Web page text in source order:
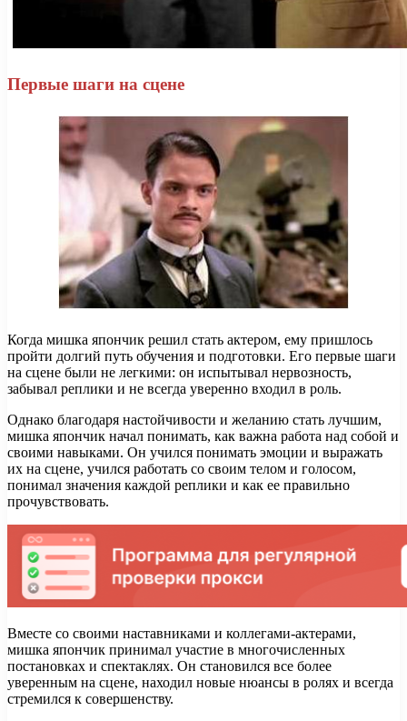
Первые шаги на сцене
Когда мишка япончик решил стать актером, ему пришлось
пройти долгий путь обучения и подготовки. Его первые шаги
на сцене были не легкими: он испытывал нервозность,
забывал реплики и не всегда уверенно входил в роль.
Однако благодаря настойчивости и желанию стать лучшим,
мишка япончик начал понимать, как важна работа над собой и
своими навыками. Он учился понимать эмоции и выражать
их на сцене, учился работать со своим телом и голосом,
понимал значения каждой реплики и как ее правильно
прочувствовать.
Вместе со своими наставниками и коллегами-актерами,
мишка япончик принимал участие в многочисленных
постановках и спектаклях. Он становился все более
уверенным на сцене, находил новые нюансы в ролях и всегда
стремился к совершенству.